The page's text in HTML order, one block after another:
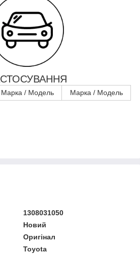
Марка / Модель
Марка / Модель
1308031050
Новий
Оригінал
Toyota